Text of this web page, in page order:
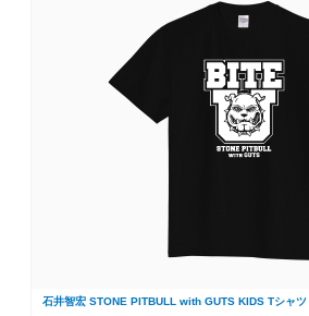
石井智宏 STONE PITBULL with GUTS KIDS Tシャツ